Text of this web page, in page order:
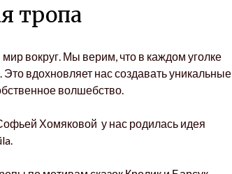
тропа
вокруг. Мы верим, что в каждом уголке
вдохновляет нас создавать уникальные
волшебство.
Хомяковой у нас родилась идея